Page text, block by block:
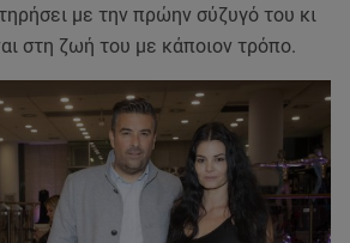
με την πρώην σύζυγό του κι
στη ζωή του με κάποιον τρόπο.